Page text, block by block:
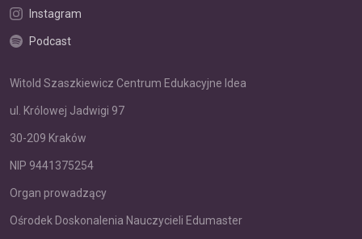
Instagram
Podcast
Witold Szaszkiewicz Centrum Edukacyjne Idea
ul. Królowej Jadwigi 97
30-209 Kraków
NIP 9441375254
Organ prowadzący
Ośrodek Doskonalenia Nauczycieli Edumaster